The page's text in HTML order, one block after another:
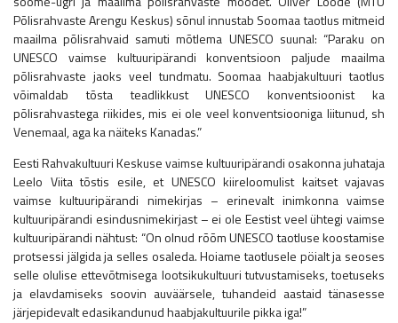
Põlisrahvaste Arengu Keskus) sõnul innustab Soomaa taotlus mitmeid
maailma põlisrahvaid samuti mõtlema UNESCO suunal: “Paraku on
UNESCO vaimse kultuuripärandi konventsioon paljude maailma
põlisrahvaste jaoks veel tundmatu. Soomaa haabjakultuuri taotlus
võimaldab tõsta teadlikkust UNESCO konventsioonist ka
põlisrahvastega riikides, mis ei ole veel konventsiooniga liitunud, sh
Venemaal, aga ka näiteks Kanadas.”
Eesti Rahvakultuuri Keskuse vaimse kultuuripärandi osakonna juhataja
Leelo Viita tõstis esile, et UNESCO kiireloomulist kaitset vajavas
vaimse kultuuripärandi nimekirjas – erinevalt inimkonna vaimse
kultuuripärandi esindusnimekirjast – ei ole Eestist veel ühtegi vaimse
kultuuripärandi nähtust: “On olnud rõõm UNESCO taotluse koostamise
protsessi jälgida ja selles osaleda. Hoiame taotlusele pöialt ja seoses
selle olulise ettevõtmisega lootsikukultuuri tutvustamiseks, toetuseks
ja elavdamiseks soovin auväärsele, tuhandeid aastaid tänasesse
järjepidevalt edasikandunud haabjakultuurile pikka iga!”